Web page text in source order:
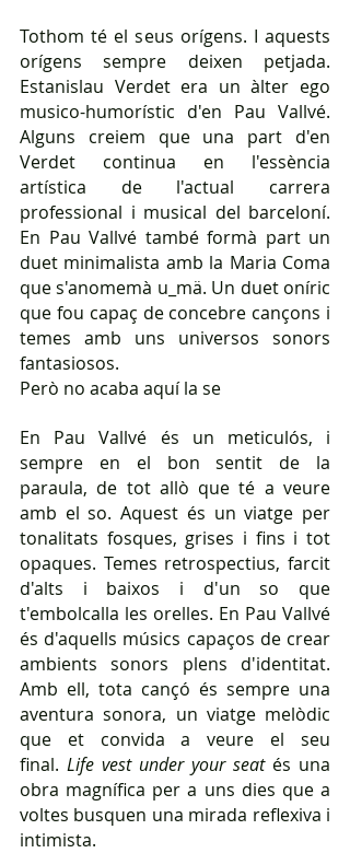
Tothom té el seus orígens. I aquests
orígens sempre deixen petjada.
Estanislau Verdet era un àlter ego
musico-humorístic d'en Pau Vallvé.
Alguns creiem que una part d'en
Verdet continua en l'essència
artística de l'actual carrera
professional i musical del barceloní.
En Pau Vallvé també formà part un
duet minimalista amb la Maria Coma
que s'anomemà u_mä. Un duet oníric
que fou capaç de concebre cançons i
temes amb uns universos sonors
fantasiosos.
Però no acaba aquí la se
En Pau Vallvé és un meticulós, i
sempre en el bon sentit de la
paraula, de tot allò que té a veure
amb el so. Aquest és un viatge per
tonalitats fosques, grises i fins i tot
opaques. Temes retrospectius, farcit
d'alts i baixos i d'un so que
t'embolcalla les orelles. En Pau Vallvé
és d'aquells músics capaços de crear
ambients sonors plens d'identitat.
Amb ell, tota cançó és sempre una
aventura sonora, un viatge melòdic
que et convida a veure el seu
final. Life vest under your seat és una
obra magnífica per a uns dies que a
voltes busquen una mirada reflexiva i
intimista.